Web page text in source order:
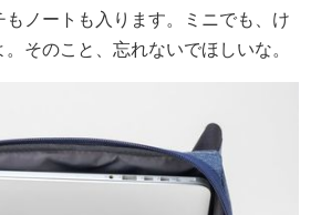
もノートも入ります。ミニでも、け
そのこと、忘れないでほしいな。